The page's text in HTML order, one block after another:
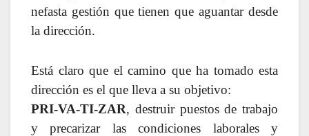
nefasta gestión que tienen que aguantar desde
la dirección.
Está claro que el camino que ha tomado esta
dirección es el que lleva a su objetivo:
PRI-VA-TI-ZAR, destruir puestos de trabajo
y precarizar las condiciones laborales y